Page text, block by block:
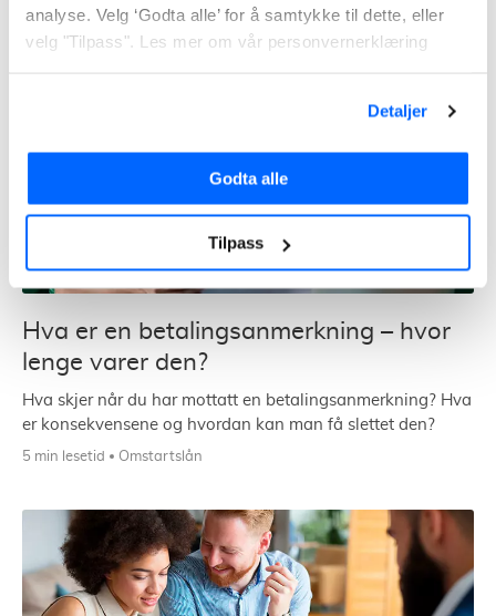
analyse. Velg ‘Godta alle’ for å samtykke til dette, eller
velg "Tilpass". Les mer om vår personvernerklæring
Detaljer
Godta alle
Tilpass
4 min lesetid Lån til kjøretøy
Hva er en betalingsanmerkning – hvor
lenge varer den?
Hva skjer når du har mottatt en betalingsanmerkning? Hva
er konsekvensene og hvordan kan man få slettet den?
5 min lesetid Omstartslån